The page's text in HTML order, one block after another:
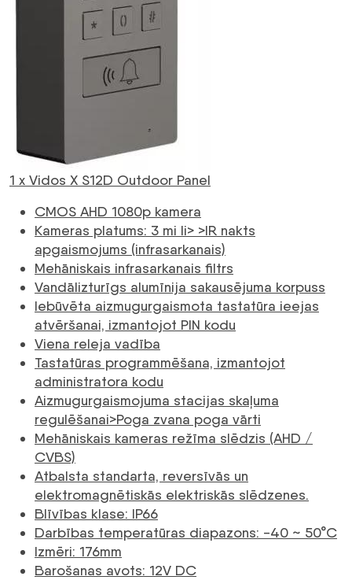
1 x Vidos X S12D Outdoor Panel
CMOS AHD 1080p kamera
Kameras platums: 3 mi li> >IR nakts
apgaismojums (infrasarkanais)
Mehāniskais infrasarkanais filtrs
Vandālizturīgs alumīnija sakausējuma korpuss
Iebūvēta aizmugurgaismota tastatūra ieejas
atvēršanai, izmantojot PIN kodu
Viena releja vadība
Tastatūras programmēšana, izmantojot
administratora kodu
Aizmugurgaismojuma stacijas skaļuma
regulēšanai>Poga zvana poga vārti
Mehāniskais kameras režīma slēdzis (AHD /
CVBS)
Atbalsta standarta, reversīvās un
elektromagnētiskās elektriskās slēdzenes.
Blīvības klase: IP66
Darbības temperatūras diapazons: -40 ~ 50°C
Izmēri: 176mm
Barošanas avots: 12V DC